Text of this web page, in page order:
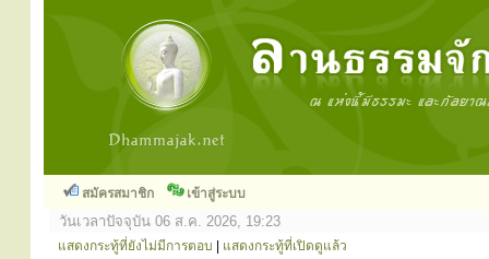
สมัครสมาชิก เข้าสู่ระบบ
วันเวลาปัจจุบัน 06 ส.ค. 2026, 19:23
แสดงกระทู้ที่ยังไม่มีการตอบ แสดงกระทู้ที่เปิดดูแล้ว